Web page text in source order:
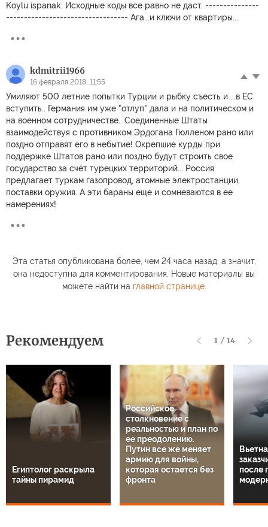
Koylu ispanak: Исходные коды все равно не даст. ---------------
---------------------------------- Ага...и ключи от квартиры...
kdmitrii1966
16 февраля 2018, 11:55
Умиляют 500 летние попытки Турции и рыбку съесть и ...в ЕС
вступить.. Германия им уже "отлуп" дала и на политическом и
на военном сотрудничестве.. Соединенные Штаты
взаимодействуя с противником Эрдогана Гюлленом рано или
поздно отправят его в небытие! Окрепшие курды при
поддержке Штатов рано или поздно будут строить свое
государство за счёт турецких территорий... Россия
предлагает туркам газопровод, атомные электростанции,
поставки оружия. А эти бараны еще и сомневаются в ее
намерениях!
Эта статья опубликована более, чем 24 часа назад, а значит,
она недоступна для комментирования. Новые материалы вы
можете найти на главной странице.
Рекомендуем 1 / 14
Египтолог раскрыла
тайны пирамид
Российское
столкновение с
реальностью и план по
ее преодолению.
Путин все же меняет
армию для войны,
которая остается без
фронта
после